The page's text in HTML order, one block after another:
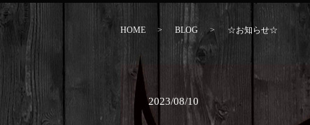
HOME BLOG ☆お知らせ☆
2023/08/10